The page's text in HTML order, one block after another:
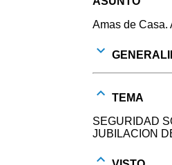
Amas de Casa.
TEMA
SEGURIDAD
JUBILACION